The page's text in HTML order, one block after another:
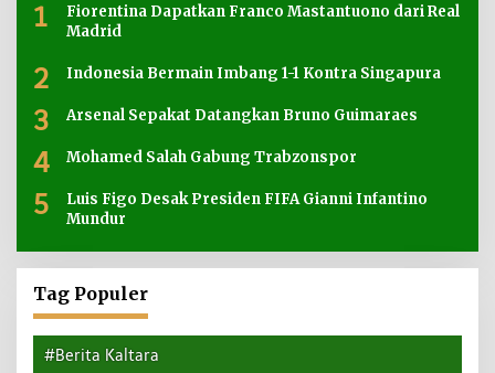
1
Fiorentina Dapatkan Franco Mastantuono dari Real
Madrid
2 Indonesia Bermain Imbang 1-1 Kontra Singapura
3 Arsenal Sepakat Datangkan Bruno Guimaraes
4 Mohamed Salah Gabung Trabzonspor
5
Luis Figo Desak Presiden FIFA Gianni Infantino
Mundur
Tag Populer
#Berita Kaltara